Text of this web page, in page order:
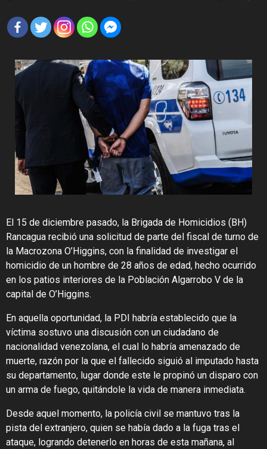
El 15 de diciembre pasado, la Brigada de Homicidios (BH)
Rancagua recibió una solicitud de parte del fiscal de turno de
la Macrozona O’Higgins, con la finalidad de investigar el
homicidio de un hombre de 28 años de edad, hecho ocurrido
en los patios interiores de la Población Algarrobo V de la
capital de O’Higgins.
En aquella oportunidad, la PDI habría establecido que la
víctima sostuvo una discusión con un ciudadano de
nacionalidad venezolana, el cual lo habría amenazado de
muerte, razón por la que el fallecido siguió al imputado hasta
su departamento, lugar donde este le propinó un disparo con
un arma de fuego, quitándole la vida de manera inmediata.
Desde aquel momento, la policía civil se mantuvo tras la
pista del extranjero, quien se había dado a la fuga tras el
ataque, logrando detenerlo en horas de esta mañana, al